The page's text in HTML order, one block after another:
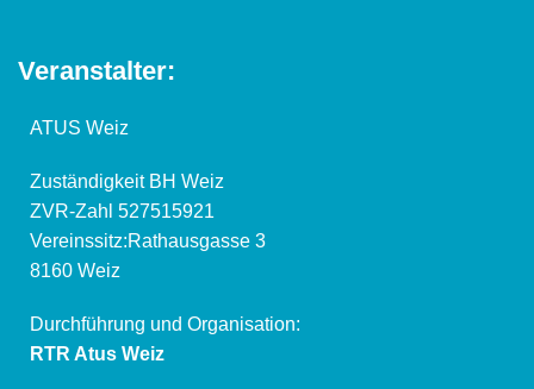
Veranstalter:
ATUS Weiz
Zuständigkeit BH Weiz
ZVR-Zahl 527515921
Vereinssitz:Rathausgasse 3
8160 Weiz
Durchführung und Organisation:
RTR Atus Weiz